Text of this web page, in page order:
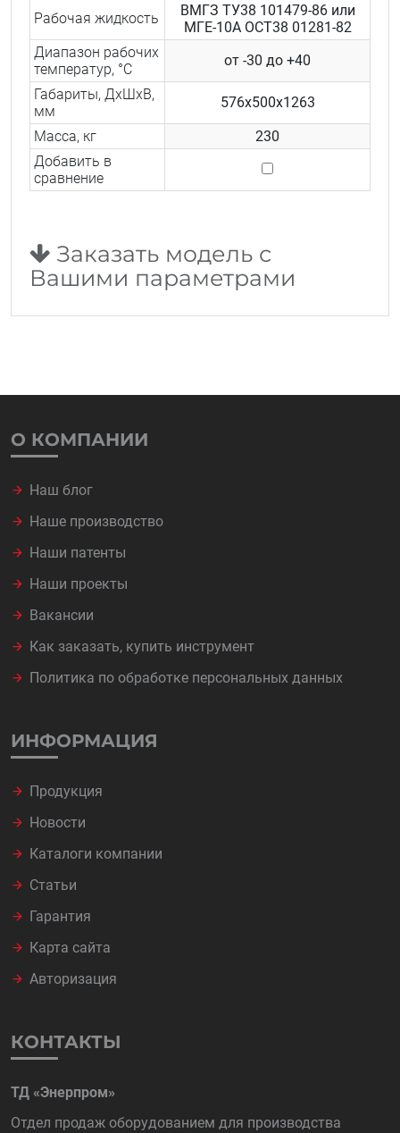
Рабочая жидкость
ВМГЗ ТУ38 101479-86 или
МГЕ-10А ОСТ38 01281-82
Диапазон рабочих
температур, °С
от -30 до +40
Габариты, ДхШхВ,
мм
576x500x1263
Масса, кг
230
Добавить в
сравнение
Заказать модель с
Вашими параметрами
О КОМПАНИИ
Наш блог
Наше производство
Наши патенты
Наши проекты
Вакансии
Как заказать, купить инструмент
Политика по обработке персональных данных
ИНФОРМАЦИЯ
Продукция
Новости
Каталоги компании
Статьи
Гарантия
Карта сайта
Авторизация
КОНТАКТЫ
ТД «Энерпром»
Отдел продаж оборудованием для производства